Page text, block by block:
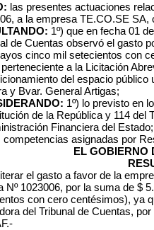
las presentes actuaciones
a la empresa TE.CO.SE
1º) que en fecha 01
de Cuentas observó el gasto
cinco mil setecientos con
perteneciente a la Licitación
del espacio público
y Bvar. General Artigas;
1º) lo previsto en
de la República y 114 del
Financiera del Estado;
competencias asignadas por
EL GOBIERNO
el gasto a favor de la
Nº 1023006, por la suma de $
con cero centésimos), ya
del Tribunal de Cuentas,